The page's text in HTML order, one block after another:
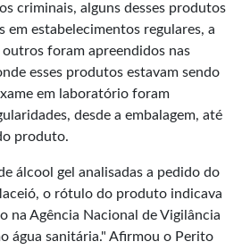
criminais, alguns desses produtos
em estabelecimentos regulares, a
foram apreendidos nas
esses produtos estavam sendo
em laboratório foram
desde a embalagem, até
produto.
álcool gel analisadas a pedido do
o rótulo do produto indicava
na Agência Nacional de Vigilância
água sanitária." Afirmou o Perito